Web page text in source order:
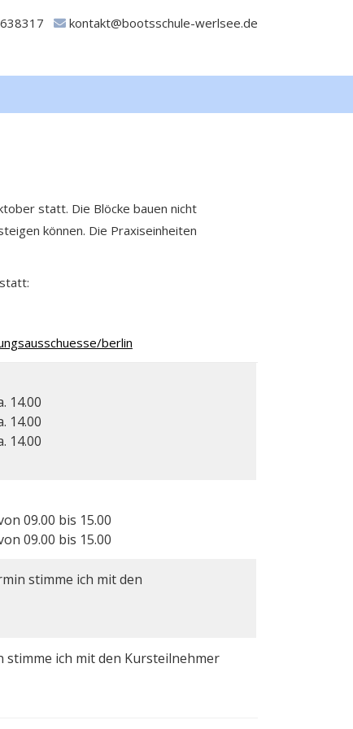
kontakt@bootsschule-werlsee.de
statt. Die Blöcke bauen nicht
können. Die Praxiseinheiten
berlin
14.00
14.00
14.00
09.00 bis 15.00
09.00 bis 15.00
stimme ich mit den
stimme ich mit den Kursteilnehmer